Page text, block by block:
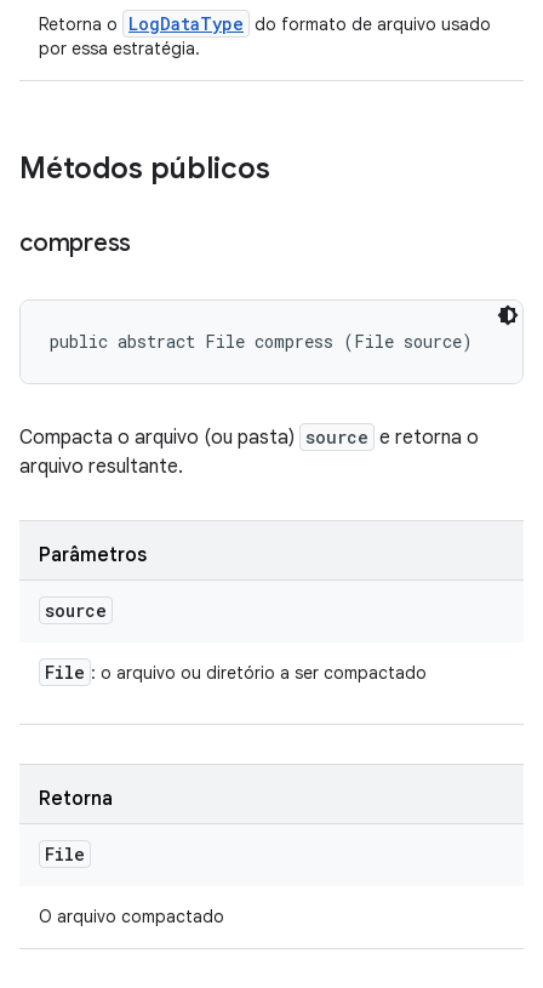
Retorna o LogDataType do formato de arquivo usado
por essa estratégia.
Métodos públicos
compress
public abstract File compress (File source)
Compacta o arquivo (ou pasta) source e retorna o
arquivo resultante.
Parâmetros
source
File : o arquivo ou diretório a ser compactado
Retorna
File
O arquivo compactado